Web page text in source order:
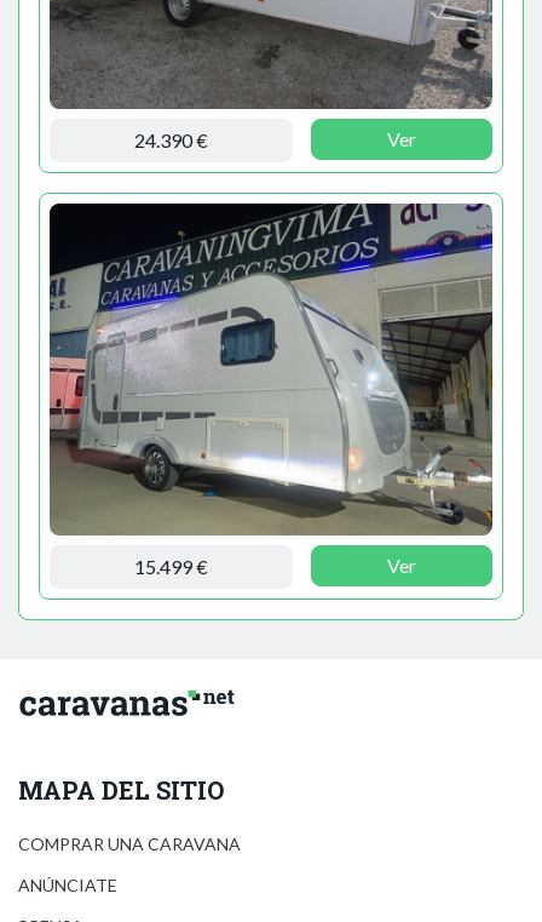
24.390 € Ver
15.499 € Ver
MAPA DEL SITIO
COMPRAR UNA CARAVANA
ANÚNCIATE